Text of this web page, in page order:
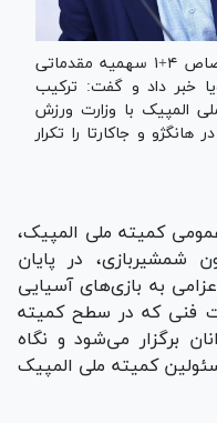
رئیس فدراسیون شمشیربازی، از اختصاص ۴+۱ سهمیه مقدماتی
خبر داد و گفت: ترکیب
المپیک با وزارت ورزش
و جاکارتا را تکرار
کمیته ملی المپیک،
شمشیربازی، در پایان
به بازی‌های آسیایی
فنی که در سطح کمیته
برگزار می‌شود و نگاه
کمیته ملی المپیک